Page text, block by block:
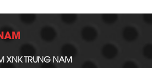
XNK TRUNG NAM